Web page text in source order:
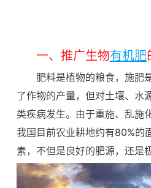
一、推广生物有机肥
肥料是植物的粮食，施肥
了作物的产量，但对土壤、水
类疾病发生。由于重施、乱施
我国目前农业耕地约有80%的
素，不但是良好的肥源，还是